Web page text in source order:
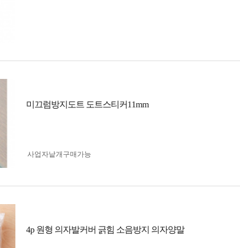
미끄럼방지도트 도트스티커11mm
사업자 낱개구매가능
4p 원형 의자발커버 긁힘 소음방지 의자양말